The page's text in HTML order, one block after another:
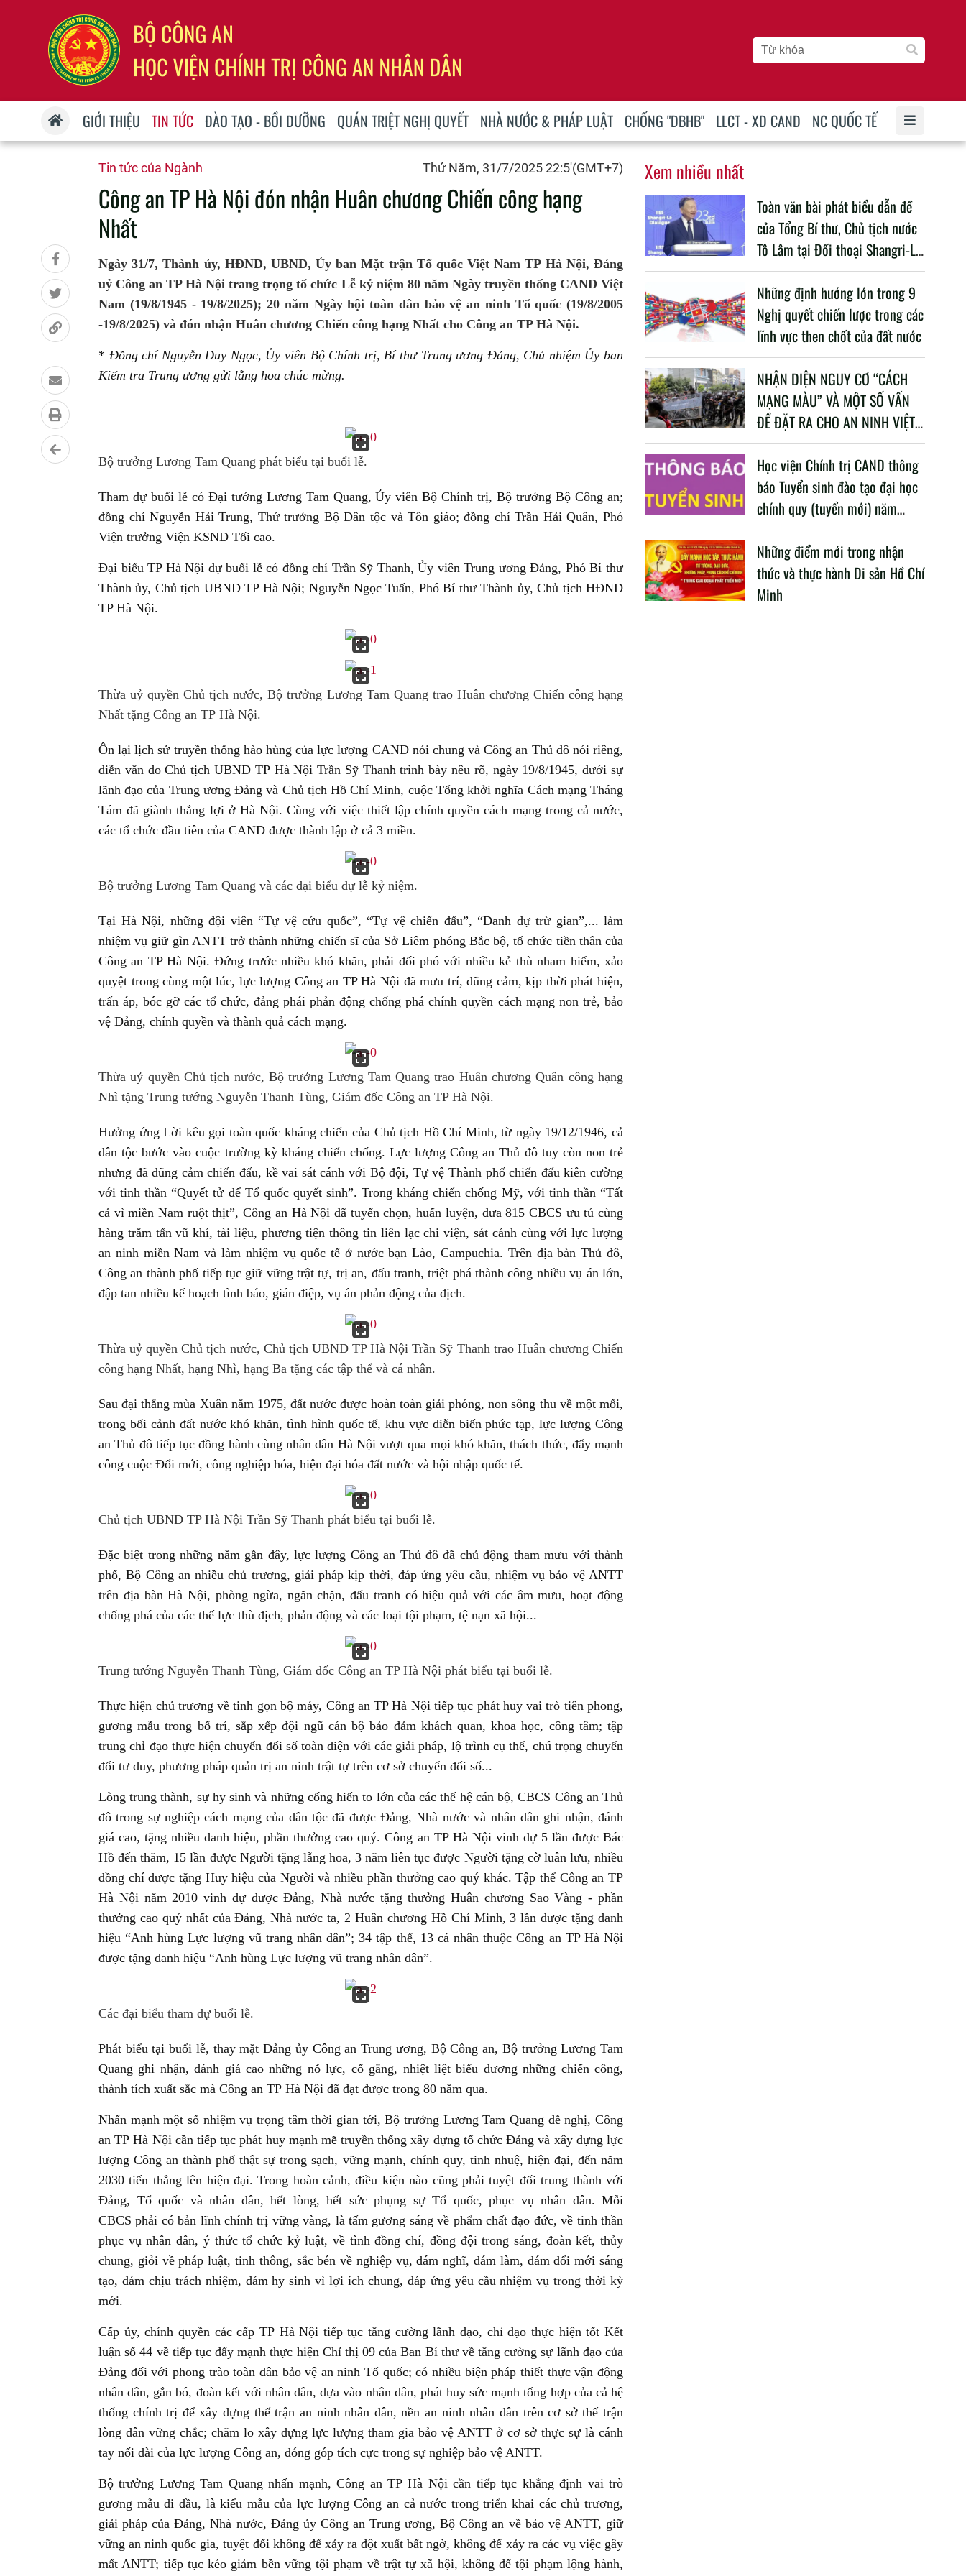
GIỚI THIỆU TIN TỨC ĐÀO TẠO - BỒI DƯỠNG QUÁN TRIỆT NGHỊ QUYẾT NHÀ NƯỚC & PHÁP LUẬT CHỐNG "DBHB" LLCT - XD CAND NC QUỐC TẾ
Tin tức của Ngành Thứ Năm, 31/7/2025 22:5'(GMT+7)
Công an TP Hà Nội đón nhận Huân chương Chiến công hạng
Nhất
Ngày 31/7, Thành ủy, HĐND, UBND, Ủy ban Mặt trận Tổ quốc Việt Nam TP Hà Nội, Đảng
uỷ Công an TP Hà Nội trang trọng tổ chức Lễ kỷ niệm 80 năm Ngày truyền thống CAND Việt
Nam (19/8/1945 - 19/8/2025); 20 năm Ngày hội toàn dân bảo vệ an ninh Tổ quốc (19/8/2005
-19/8/2025) và đón nhận Huân chương Chiến công hạng Nhất cho Công an TP Hà Nội.
* Đồng chí Nguyễn Duy Ngọc, Ủy viên Bộ Chính trị, Bí thư Trung ương Đảng, Chủ nhiệm Ủy ban
Kiểm tra Trung ương gửi lẵng hoa chúc mừng.
Bộ trưởng Lương Tam Quang phát biểu tại buổi lễ.
Tham dự buổi lễ có Đại tướng Lương Tam Quang, Ủy viên Bộ Chính trị, Bộ trưởng Bộ Công an;
đồng chí Nguyễn Hải Trung, Thứ trưởng Bộ Dân tộc và Tôn giáo; đồng chí Trần Hải Quân, Phó
Viện trưởng Viện KSND Tối cao.
Đại biểu TP Hà Nội dự buổi lễ có đồng chí Trần Sỹ Thanh, Ủy viên Trung ương Đảng, Phó Bí thư
Thành ủy, Chủ tịch UBND TP Hà Nội; Nguyễn Ngọc Tuấn, Phó Bí thư Thành ủy, Chủ tịch HĐND
TP Hà Nội.
Thừa uỷ quyền Chủ tịch nước, Bộ trưởng Lương Tam Quang trao Huân chương Chiến công hạng
Nhất tặng Công an TP Hà Nội.
Ôn lại lịch sử truyền thống hào hùng của lực lượng CAND nói chung và Công an Thủ đô nói riêng,
diễn văn do Chủ tịch UBND TP Hà Nội Trần Sỹ Thanh trình bày nêu rõ, ngày 19/8/1945, dưới sự
lãnh đạo của Trung ương Đảng và Chủ tịch Hồ Chí Minh, cuộc Tổng khởi nghĩa Cách mạng Tháng
Tám đã giành thắng lợi ở Hà Nội. Cùng với việc thiết lập chính quyền cách mạng trong cả nước,
các tổ chức đầu tiên của CAND được thành lập ở cả 3 miền.
Bộ trưởng Lương Tam Quang và các đại biểu dự lễ kỷ niệm.
Tại Hà Nội, những đội viên “Tự vệ cứu quốc”, “Tự vệ chiến đấu”, “Danh dự trừ gian”,... làm
nhiệm vụ giữ gìn ANTT trở thành những chiến sĩ của Sở Liêm phóng Bắc bộ, tổ chức tiền thân của
Công an TP Hà Nội. Đứng trước nhiều khó khăn, phải đối phó với nhiều kẻ thù nham hiểm, xảo
quyệt trong cùng một lúc, lực lượng Công an TP Hà Nội đã mưu trí, dũng cảm, kịp thời phát hiện,
trấn áp, bóc gỡ các tổ chức, đảng phái phản động chống phá chính quyền cách mạng non trẻ, bảo
vệ Đảng, chính quyền và thành quả cách mạng.
Thừa uỷ quyền Chủ tịch nước, Bộ trưởng Lương Tam Quang trao Huân chương Quân công hạng
Nhì tặng Trung tướng Nguyễn Thanh Tùng, Giám đốc Công an TP Hà Nội.
Hưởng ứng Lời kêu gọi toàn quốc kháng chiến của Chủ tịch Hồ Chí Minh, từ ngày 19/12/1946, cả
dân tộc bước vào cuộc trường kỳ kháng chiến chống. Lực lượng Công an Thủ đô tuy còn non trẻ
nhưng đã dũng cảm chiến đấu, kề vai sát cánh với Bộ đội, Tự vệ Thành phố chiến đấu kiên cường
với tinh thần “Quyết tử để Tổ quốc quyết sinh”. Trong kháng chiến chống Mỹ, với tinh thần “Tất
cả vì miền Nam ruột thịt”, Công an Hà Nội đã tuyển chọn, huấn luyện, đưa 815 CBCS ưu tú cùng
hàng trăm tấn vũ khí, tài liệu, phương tiện thông tin liên lạc chi viện, sát cánh cùng với lực lượng
an ninh miền Nam và làm nhiệm vụ quốc tế ở nước bạn Lào, Campuchia. Trên địa bàn Thủ đô,
Công an thành phố tiếp tục giữ vững trật tự, trị an, đấu tranh, triệt phá thành công nhiều vụ án lớn,
đập tan nhiều kế hoạch tình báo, gián điệp, vụ án phản động của địch.
Thừa uỷ quyền Chủ tịch nước, Chủ tịch UBND TP Hà Nội Trần Sỹ Thanh trao Huân chương Chiến
công hạng Nhất, hạng Nhì, hạng Ba tặng các tập thể và cá nhân.
Sau đại thắng mùa Xuân năm 1975, đất nước được hoàn toàn giải phóng, non sông thu về một mối,
trong bối cảnh đất nước khó khăn, tình hình quốc tế, khu vực diễn biến phức tạp, lực lượng Công
an Thủ đô tiếp tục đồng hành cùng nhân dân Hà Nội vượt qua mọi khó khăn, thách thức, đẩy mạnh
công cuộc Đổi mới, công nghiệp hóa, hiện đại hóa đất nước và hội nhập quốc tế.
Chủ tịch UBND TP Hà Nội Trần Sỹ Thanh phát biểu tại buổi lễ.
Đặc biệt trong những năm gần đây, lực lượng Công an Thủ đô đã chủ động tham mưu với thành
phố, Bộ Công an nhiều chủ trương, giải pháp kịp thời, đáp ứng yêu cầu, nhiệm vụ bảo vệ ANTT
trên địa bàn Hà Nội, phòng ngừa, ngăn chặn, đấu tranh có hiệu quả với các âm mưu, hoạt động
chống phá của các thế lực thù địch, phản động và các loại tội phạm, tệ nạn xã hội...
Trung tướng Nguyễn Thanh Tùng, Giám đốc Công an TP Hà Nội phát biểu tại buổi lễ.
Thực hiện chủ trương về tinh gọn bộ máy, Công an TP Hà Nội tiếp tục phát huy vai trò tiên phong,
gương mẫu trong bố trí, sắp xếp đội ngũ cán bộ bảo đảm khách quan, khoa học, công tâm; tập
trung chỉ đạo thực hiện chuyển đổi số toàn diện với các giải pháp, lộ trình cụ thể, chú trọng chuyển
đổi tư duy, phương pháp quản trị an ninh trật tự trên cơ sở chuyển đổi số...
Lòng trung thành, sự hy sinh và những cống hiến to lớn của các thế hệ cán bộ, CBCS Công an Thủ
đô trong sự nghiệp cách mạng của dân tộc đã được Đảng, Nhà nước và nhân dân ghi nhận, đánh
giá cao, tặng nhiều danh hiệu, phần thưởng cao quý. Công an TP Hà Nội vinh dự 5 lần được Bác
Hồ đến thăm, 15 lần được Người tặng lẵng hoa, 3 năm liên tục được Người tặng cờ luân lưu, nhiều
đồng chí được tặng Huy hiệu của Người và nhiều phần thưởng cao quý khác. Tập thể Công an TP
Hà Nội năm 2010 vinh dự được Đảng, Nhà nước tặng thưởng Huân chương Sao Vàng - phần
thưởng cao quý nhất của Đảng, Nhà nước ta, 2 Huân chương Hồ Chí Minh, 3 lần được tặng danh
hiệu “Anh hùng Lực lượng vũ trang nhân dân”; 34 tập thể, 13 cá nhân thuộc Công an TP Hà Nội
được tặng danh hiệu “Anh hùng Lực lượng vũ trang nhân dân”.
Các đại biểu tham dự buổi lễ.
Phát biểu tại buổi lễ, thay mặt Đảng ủy Công an Trung ương, Bộ Công an, Bộ trưởng Lương Tam
Quang ghi nhận, đánh giá cao những nỗ lực, cố gắng, nhiệt liệt biểu dương những chiến công,
thành tích xuất sắc mà Công an TP Hà Nội đã đạt được trong 80 năm qua.
Nhấn mạnh một số nhiệm vụ trọng tâm thời gian tới, Bộ trưởng Lương Tam Quang đề nghị, Công
an TP Hà Nội cần tiếp tục phát huy mạnh mẽ truyền thống xây dựng tổ chức Đảng và xây dựng lực
lượng Công an thành phố thật sự trong sạch, vững mạnh, chính quy, tinh nhuệ, hiện đại, đến năm
2030 tiến thẳng lên hiện đại. Trong hoàn cảnh, điều kiện nào cũng phải tuyệt đối trung thành với
Đảng, Tổ quốc và nhân dân, hết lòng, hết sức phụng sự Tổ quốc, phục vụ nhân dân. Mỗi
CBCS phải có bản lĩnh chính trị vững vàng, là tấm gương sáng về phẩm chất đạo đức, về tinh thần
phục vụ nhân dân, ý thức tổ chức kỷ luật, về tình đồng chí, đồng đội trong sáng, đoàn kết, thủy
chung, giỏi về pháp luật, tinh thông, sắc bén về nghiệp vụ, dám nghĩ, dám làm, dám đổi mới sáng
tạo, dám chịu trách nhiệm, dám hy sinh vì lợi ích chung, đáp ứng yêu cầu nhiệm vụ trong thời kỳ
mới.
Cấp ủy, chính quyền các cấp TP Hà Nội tiếp tục tăng cường lãnh đạo, chỉ đạo thực hiện tốt Kết
luận số 44 về tiếp tục đẩy mạnh thực hiện Chỉ thị 09 của Ban Bí thư về tăng cường sự lãnh đạo của
Đảng đối với phong trào toàn dân bảo vệ an ninh Tổ quốc; có nhiều biện pháp thiết thực vận động
nhân dân, gắn bó, đoàn kết với nhân dân, dựa vào nhân dân, phát huy sức mạnh tổng hợp của cả hệ
thống chính trị để xây dựng thế trận an ninh nhân dân, nền an ninh nhân dân trên cơ sở thế trận
lòng dân vững chắc; chăm lo xây dựng lực lượng tham gia bảo vệ ANTT ở cơ sở thực sự là cánh
tay nối dài của lực lượng Công an, đóng góp tích cực trong sự nghiệp bảo vệ ANTT.
Bộ trưởng Lương Tam Quang nhấn mạnh, Công an TP Hà Nội cần tiếp tục khẳng định vai trò
gương mẫu đi đầu, là kiểu mẫu của lực lượng Công an cả nước trong triển khai các chủ trương,
giải pháp của Đảng, Nhà nước, Đảng ủy Công an Trung ương, Bộ Công an về bảo vệ ANTT, giữ
vững an ninh quốc gia, tuyệt đối không để xảy ra đột xuất bất ngờ, không để xảy ra các vụ việc gây
mất ANTT; tiếp tục kéo giảm bền vững tội phạm về trật tự xã hội, không để tội phạm lộng hành,
Xem nhiều nhất
Toàn văn bài phát biểu dẫn đề
của Tổng Bí thư, Chủ tịch nước
Tô Lâm tại Đối thoại Shangri-La
lần thứ 23
Những định hướng lớn trong 9
Nghị quyết chiến lược trong các
lĩnh vực then chốt của đất nước
NHẬN DIỆN NGUY CƠ “CÁCH
MẠNG MÀU” VÀ MỘT SỐ VẤN
ĐỀ ĐẶT RA CHO AN NINH VIỆT
NAM TRONG BỐI CẢNH HIỆN
NAY
Học viện Chính trị CAND thông
báo Tuyển sinh đào tạo đại học
chính quy (tuyển mới) năm
2026
Những điểm mới trong nhận
thức và thực hành Di sản Hồ Chí
Minh